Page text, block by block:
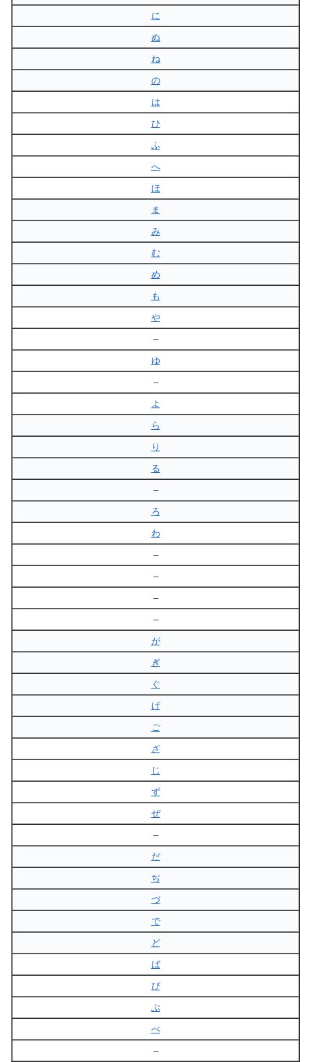
に
ぬ
ね
の
は
ひ
ふ
へ
ほ
ま
み
む
め
も
や
–
ゆ
–
よ
ら
り
る
–
ろ
わ
–
–
–
–
が
ぎ
ぐ
げ
ご
ざ
じ
ず
ぜ
–
だ
ぢ
づ
で
ど
ば
び
ぶ
べ
–